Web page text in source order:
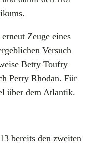
Zeuge eines
Versuch
Betty Toufry
Perry Rhodan. Für
über dem Atlantik.
bereits den zweiten